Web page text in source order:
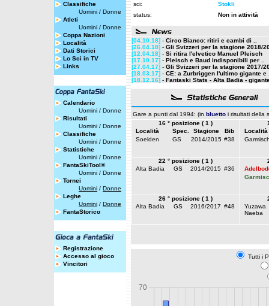
Classifiche
Uomini / Donne
Atleti
Uomini / Donne
Coppa Nazioni
Località
Dati Storici
Lo Sci in TV
Links
Calendario
Uomini / Donne
Risultati
Uomini / Donne
Classifiche
Uomini / Donne
Statistiche
Uomini / Donne
FantaSkiTool®
Uomini / Donne
Tornei
Uomini / Donne
Leghe
Uomini / Donne
FantaStorico
Registrazione
Accesso al gioco
Vincitori
sci:
Stokli
status:
Non in attività
[04.10.18] - Circo Bianco: ritiri e cambi di ..
[26.04.18] - Gli Svizzeri per la stagione 2018/
[12.04.18] - Si ritira l'elvetico Manuel Pleisch
[17.10.17] - Pleisch e Baud indisponibili per ..
[27.04.17] - Gli Svizzeri per la stagione 2017/
[18.03.17] - CE: a Zurbriggen l'ultimo gigante e
[18.12.16] - Fantaski Stats - Alta Badia -
Gare a punti dal 1994: (in bluetto i risultati della
16 ° posizione ( 1 )
Località
Spec. Stagione
Bib
Soelden
GS 2014/2015 #38
Località
22 ° posizione ( 1 )
Alta Badia
GS 2014/2015 #36
26 ° posizione ( 1 )
Alta Badia
GS 2016/2017 #48
Yuzawa
Naeba
Tutti i